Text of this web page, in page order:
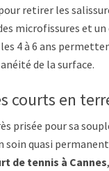
retirer les
microfissures et
4 à 6 ans
de la surface.
courts en
prisée pour sa
soin quasi
de tennis à Cannes